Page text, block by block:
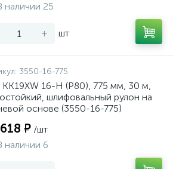
наличии 25
+ шт
3550-16-775
KK19XW 16-H (Р80), 775 мм, 30 м,
шлифовальный рулон на
основе (3550-16-775)
₽ /шт
наличии 6